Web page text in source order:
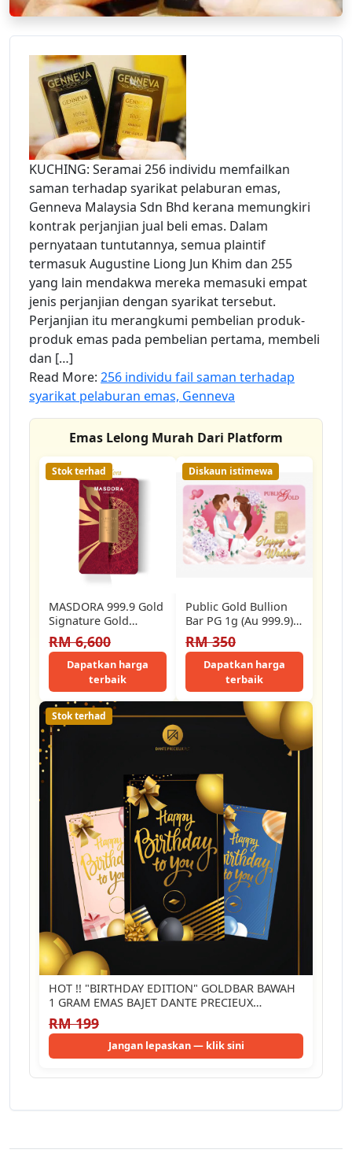
KUCHING: Seramai 256 individu memfailkan
saman terhadap syarikat pelaburan emas,
Genneva Malaysia Sdn Bhd kerana memungkiri
kontrak perjanjian jual beli emas. Dalam
pernyataan tuntutannya, semua plaintif
termasuk Augustine Liong Jun Khim dan 255
yang lain mendakwa mereka memasuki empat
jenis perjanjian dengan syarikat tersebut.
Perjanjian itu merangkumi pembelian produk-
produk emas pada pembelian pertama, membeli
dan […]
Read More: 256 individu fail saman terhadap
syarikat pelaburan emas, Genneva
Emas Lelong Murah Dari Platform
Stok terhad
MASDORA 999.9 Gold
Signature Gold
Bullion Bar ~ 10.00GM
(EMAS 999.9/24K)
RM 6,600
Dapatkan harga
terbaik
Diskaun istimewa
Public Gold Bullion
Bar PG 1g (Au 999.9)
24k - Happy Wedding
RM 350
Dapatkan harga
terbaik
Stok terhad
HOT !! "BIRTHDAY EDITION" GOLDBAR BAWAH
1 GRAM EMAS BAJET DANTE PRECIEUX…
RM 199
Jangan lepaskan — klik sini